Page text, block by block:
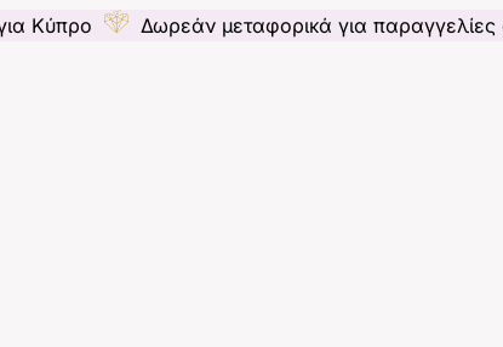
Δωρεάν μεταφορικά για παραγγελίες άνω των